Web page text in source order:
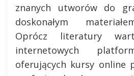
znanych utworów do
doskonałym
Oprócz literatury
internetowych
oferujących kursy online